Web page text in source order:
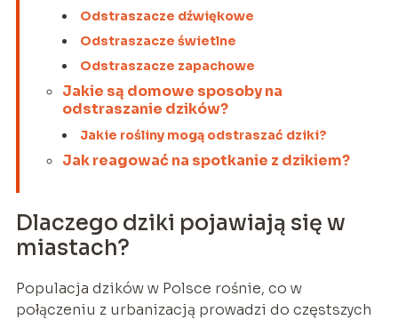
Odstraszacze dźwiękowe
Odstraszacze świetlne
Odstraszacze zapachowe
Jakie są domowe sposoby na
odstraszanie dzików?
Jakie rośliny mogą odstraszać dziki?
Jak reagować na spotkanie z dzikiem?
Dlaczego dziki pojawiają się w
miastach?
Populacja dzików w Polsce rośnie, co w
połączeniu z urbanizacją prowadzi do częstszych